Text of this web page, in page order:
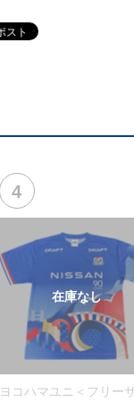
ヨコハマユニ＜フリー